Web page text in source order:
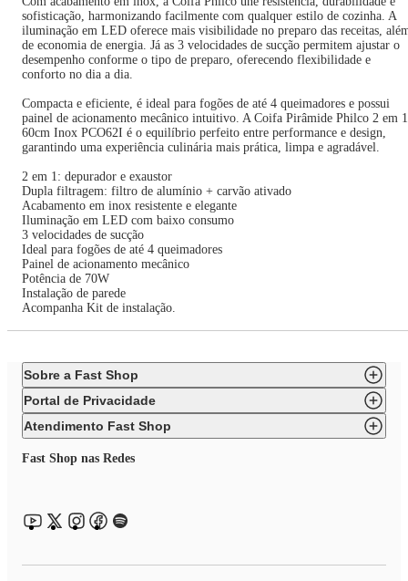
sofisticação, harmonizando facilmente com qualquer estilo de cozinha. A
iluminação em LED oferece mais visibilidade no preparo das receitas,
de economia de energia. Já as 3 velocidades de sucção permitem ajustar o
desempenho conforme o tipo de preparo, oferecendo flexibilidade e
conforto no dia a dia.
Compacta e eficiente, é ideal para fogões de até 4 queimadores e possui
painel de acionamento mecânico intuitivo. A Coifa Pirâmide Philco 2 em 1
60cm Inox PCO62I é o equilíbrio perfeito entre performance e design,
garantindo uma experiência culinária mais prática, limpa e agradável.
2 em 1: depurador e exaustor
Dupla filtragem: filtro de alumínio + carvão ativado
Acabamento em inox resistente e elegante
Iluminação em LED com baixo consumo
3 velocidades de sucção
Ideal para fogões de até 4 queimadores
Painel de acionamento mecânico
Potência de 70W
Instalação de parede
Acompanha Kit de instalação.
Sobre a Fast Shop
Portal de Privacidade
Atendimento Fast Shop
Fast Shop nas Redes